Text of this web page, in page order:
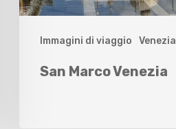
Immagini di viaggio Venezia
San Marco Venezia